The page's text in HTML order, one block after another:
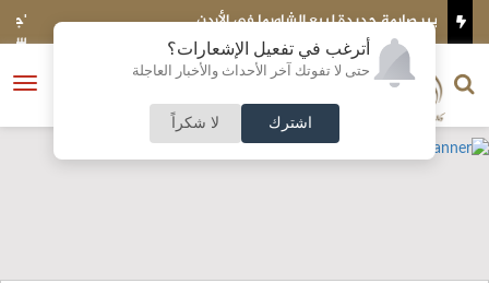
أترغب في تفعيل الإشعارات؟
حتى لا تفوتك آخر الأحداث والأخبار العاجلة
اشترك لا شكراً
'جمارك الكويت': إحباط تهريب 4,255 حبة 'كبتاغون' مع
سورية
فتح
الناشر و رئيس التحرير
النسخة الكاملة